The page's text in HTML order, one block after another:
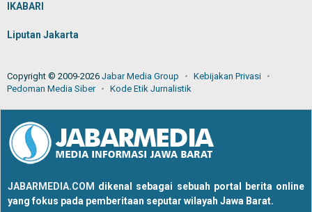
IKABARI
Liputan Jakarta
Copyright © 2009-2026 Jabar Media Group
Kebijakan Privasi
Pedoman Media Siber
Kode Etik Jurnalistik
JABARMEDIA.COM dikenal sebagai sebuah portal berita online
yang fokus pada pemberitaan seputar wilayah Jawa Barat.